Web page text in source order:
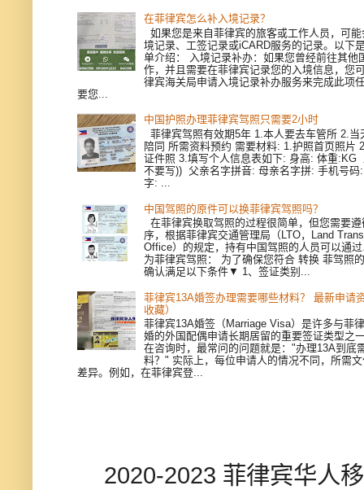
在菲律宾怎么补入境记录？
如果您是来自菲律宾的旅客或工作人员，可
境记录、工签记录或iCARD服务的记录。以下
单介绍： 入境记录补办：如果您曾经前往其他
作，并且需要在菲律宾记录您的入境信息，您
律宾海关局申请入境记录补办服务来完成此项
要您...
中国护照办理菲律宾驾照只需要2小时
菲律宾驾照有效期5年 1.本人要去车管所 2.当
陪同 所需资料预约 需要材料: 1.护照首页照片
证件照 3.填写个人信息表如下: 身高: 体重:KG
不要写)) 父亲名字拼音: 母亲名字拼: 手机号码
字: ...
中国驾照的原件可以换菲律宾驾照吗？
在菲律宾换取驾照的过程很简单，但您需要
序，根据菲律宾交通管理局（LTO，Land
Office）的规定，持有中国驾照的人员可以通
为菲律宾驾照： 为了确保您符合 转换 菲驾照
确认满足以下条件▼ 1、签证类别...
菲律宾13A婚签办理需要哪些材料？ 最新申请
收藏）
菲律宾13A婚签（Marriage Visa）是许多与菲
婚的外国配偶申请长期居留的重要签证类型之
在咨询时，最常问的问题就是："办理13A到底
料？" 实际上，每位申请人的情况不同，所需
差异。例如，在菲律宾登...
2020-2023 菲律宾华人